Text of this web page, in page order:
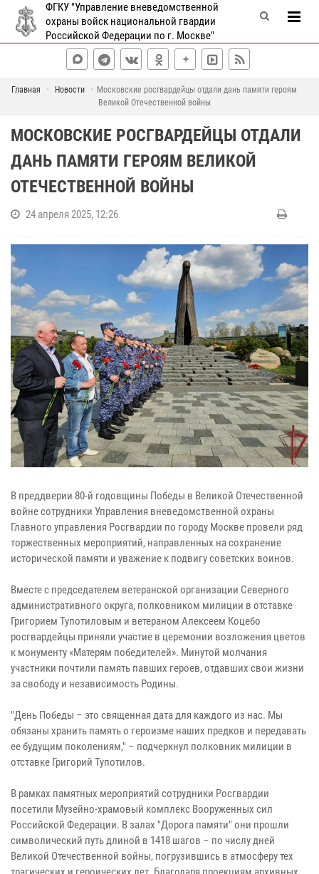
ФГКУ "Управление вневедомственной
охраны войск национальной гвардии
Российской Федерации по г. Москве"
Главная Новости
Московские росгвардейцы отдали дань памяти героям
Великой Отечественной войны
МОСКОВСКИЕ РОСГВАРДЕЙЦЫ ОТДАЛИ
ДАНЬ ПАМЯТИ ГЕРОЯМ ВЕЛИКОЙ
ОТЕЧЕСТВЕННОЙ ВОЙНЫ
24 апреля 2025, 12:26
В преддверии 80-й годовщины Победы в Великой Отечественной
войне сотрудники Управления вневедомственной охраны
Главного управления Росгвардии по городу Москве провели ряд
торжественных мероприятий, направленных на сохранение
исторической памяти и уважение к подвигу советских воинов.
Вместе с председателем ветеранской организации Северного
административного округа, полковником милиции в отставке
Григорием Тупотиловым и ветераном Алексеем Коцебо
росгвардейцы приняли участие в церемонии возложения цветов
к монументу «Матерям победителей». Минутой молчания
участники почтили память павших героев, отдавших свои жизни
за свободу и независимость Родины.
"День Победы – это священная дата для каждого из нас. Мы
обязаны хранить память о героизме наших предков и передавать
ее будущим поколениям," – подчеркнул полковник милиции в
отставке Григорий Тупотилов.
В рамках памятных мероприятий сотрудники Росгвардии
посетили Музейно-храмовый комплекс Вооруженных сил
Российской Федерации. В залах "Дорога памяти" они прошли
символический путь длиной в 1418 шагов – по числу дней
Великой Отечественной войны, погрузившись в атмосферу тех